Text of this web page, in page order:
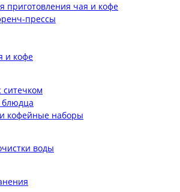
приготовления чая и кофе
прессы
и кофе
ситечком
кофейные наборы
воды